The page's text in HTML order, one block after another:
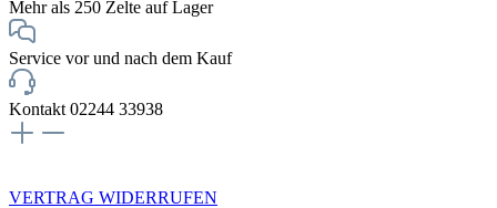
Mehr als 250 Zelte auf Lager
Service vor und nach dem Kauf
Kontakt 02244 33938
VERTRAG WIDERRUFEN